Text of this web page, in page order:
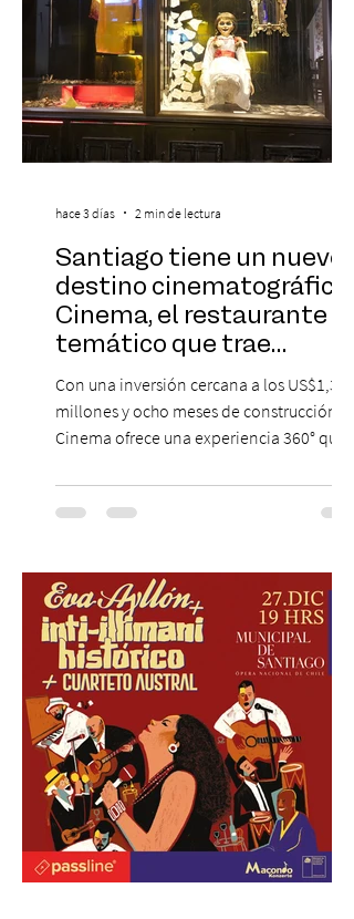
Santiago tiene un nuevo
destino cinematográfico:
Cinema, el restaurante
temático que trae
Hollywood a Chile
Con una inversión cercana a los US$1,3
millones y ocho meses de construcción,
Cinema ofrece una experiencia 360° que
cinematográfica y actores en vivo,
recreando algunos de los universos más
una nueva atracción a su oferta
gastronómica y turística con la apertura de
Cinema, un restaurante temático
inspirado en el concepto de un museo de
Hollywood, que promete transportar a sus
visitantes a distintos
hace 3 días 2 min de lectura